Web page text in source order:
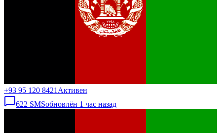
+93 95 120 8421 Активен
622 SMSобновлён 1 час назад